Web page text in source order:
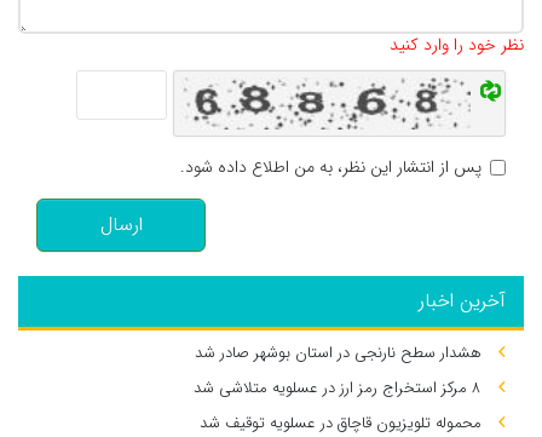
نظر خود را وارد کنید
پس از انتشار این نظر، به من اطلاع داده شود.
ارسال
آخرین اخبار
هشدار سطح نارنجی در استان بوشهر صادر شد
۸ مرکز استخراج رمز ارز در عسلویه متلاشی شد
محموله تلویزیون قاچاق در عسلویه توقیف شد